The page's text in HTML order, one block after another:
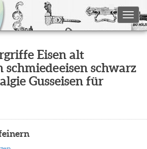
Eisen alt
schmiedeeisen schwarz
Gusseisen für